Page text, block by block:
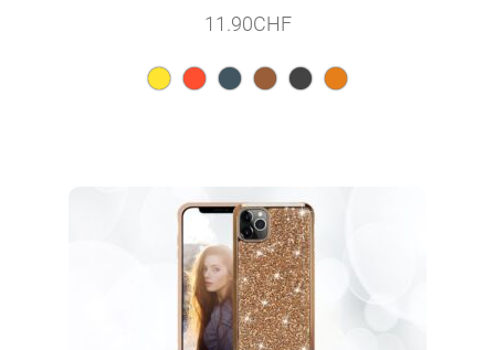
11.90CHF